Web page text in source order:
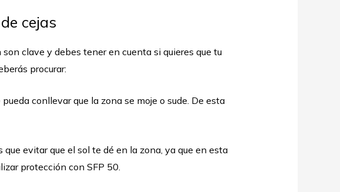
cejas
clave y debes tener en cuenta si quieres que tu
procurar:
conllevar que la zona se moje o sude. De esta
evitar que el sol te dé en la zona, ya que en esta
protección con SFP 50.